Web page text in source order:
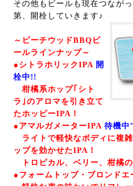
その他もビールも現在つなが
第、開栓していきます♪
～ビーチウッドBBQビ
ールラインナップ～
●シトラホリックIPA 開
栓中!!
柑橘系ホップ｢シト
ラ｣のアロマを引き立て
たホッピーIPA！
●アマルガメーターIPA 待機中
ライトで軽快なボディに複
ップを効かせたIPA！
トロピカル、ベリー、柑橘の
●フォームトップ・ブロンドエ